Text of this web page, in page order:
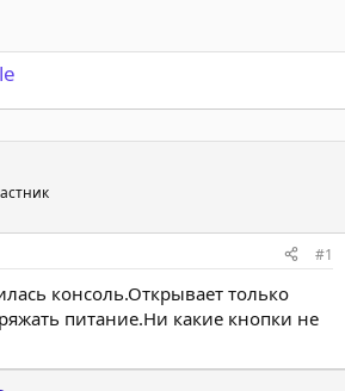
#1
консоль.Открывает только
питание.Ни какие кнопки не